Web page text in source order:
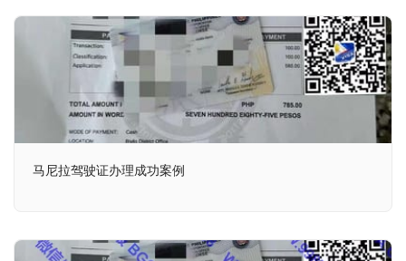
马尼拉驾驶证办理成功案例